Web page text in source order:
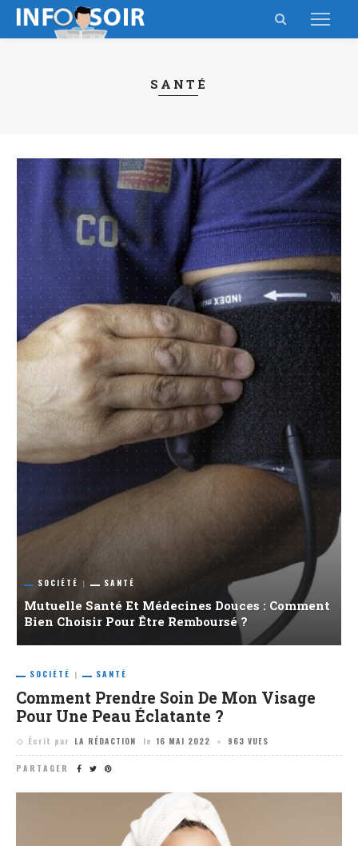
SANTÉ
SOCIÉTÉ SANTÉ
Mutuelle Santé Et Médecines Douces : Comment
Bien Choisir Pour Être Remboursé ?
SOCIÉTÉ SANTÉ
Comment Prendre Soin De Mon Visage
Pour Une Peau Éclatante ?
Écrit par LA RÉDACTION le 16 MAI 2022 963 VUES
PARTAGER